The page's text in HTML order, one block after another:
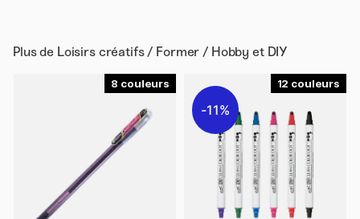
Plus de Loisirs créatifs / Former / Hobby et DIY
8 12
11%